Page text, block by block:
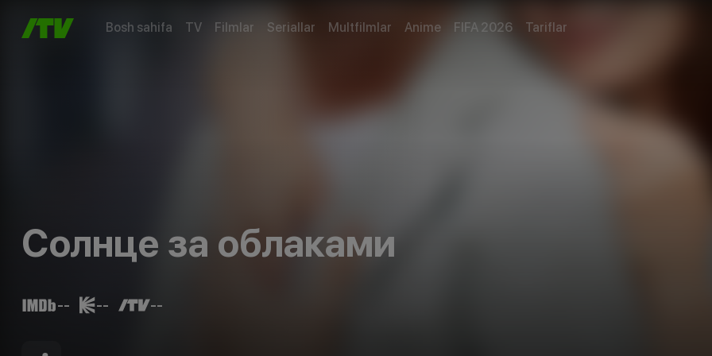
Bosh sahifa TV Filmlar Seriallar Multfilmlar Anime FIFA 2026 Tariflar
Солнце за облаками
-- -- --